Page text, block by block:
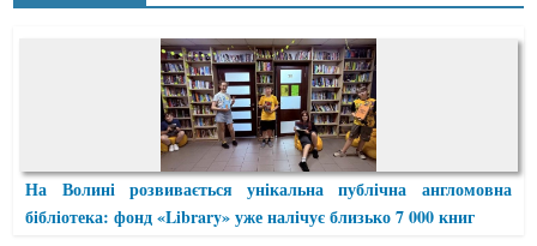
На Волині розвивається унікальна публічна англомовна
бібліотека: фонд «Library» уже налічує близько 7 000 книг